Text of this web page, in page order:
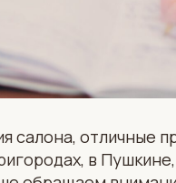
салона, отличные
в